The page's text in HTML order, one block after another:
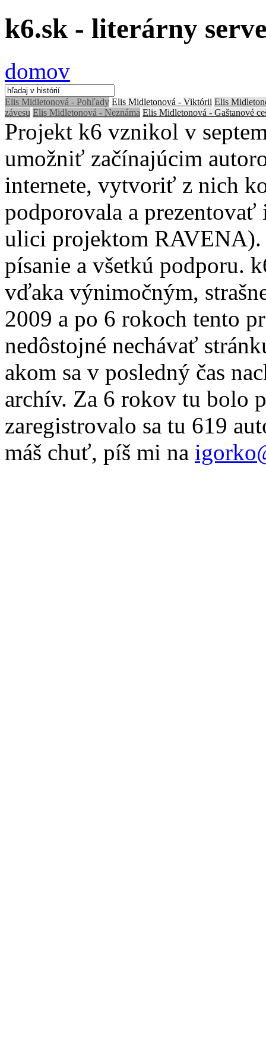
k6.sk - literárny
domov
Elis Midletonová - Pohľady Elis Midletonová - Viktórii Elis
závesu Elis Midletonová - Neznáma Elis Midletonová - Gaštanové
Projekt k6 vznikol v
umožniť začínajúcim
internete, vytvoriť z nich
podporovala a
ulici projektom RAVENA).
písanie a všetkú podporu.
vďaka výnimočným,
2009 a po 6 rokoch tento
nedôstojné nechávať
akom sa v posledný čas
archív. Za 6 rokov tu bolo
zaregistrovalo sa tu 619
máš chuť, píš mi na